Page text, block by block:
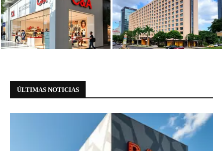
C&A abrirá nova unidade na
Avenida Paulista em agosto, em
meio à...
Wyndham anuncia novo hotel em
São Paulo próximo à Avenida
Paulista
ÚLTIMAS NOTICIAS